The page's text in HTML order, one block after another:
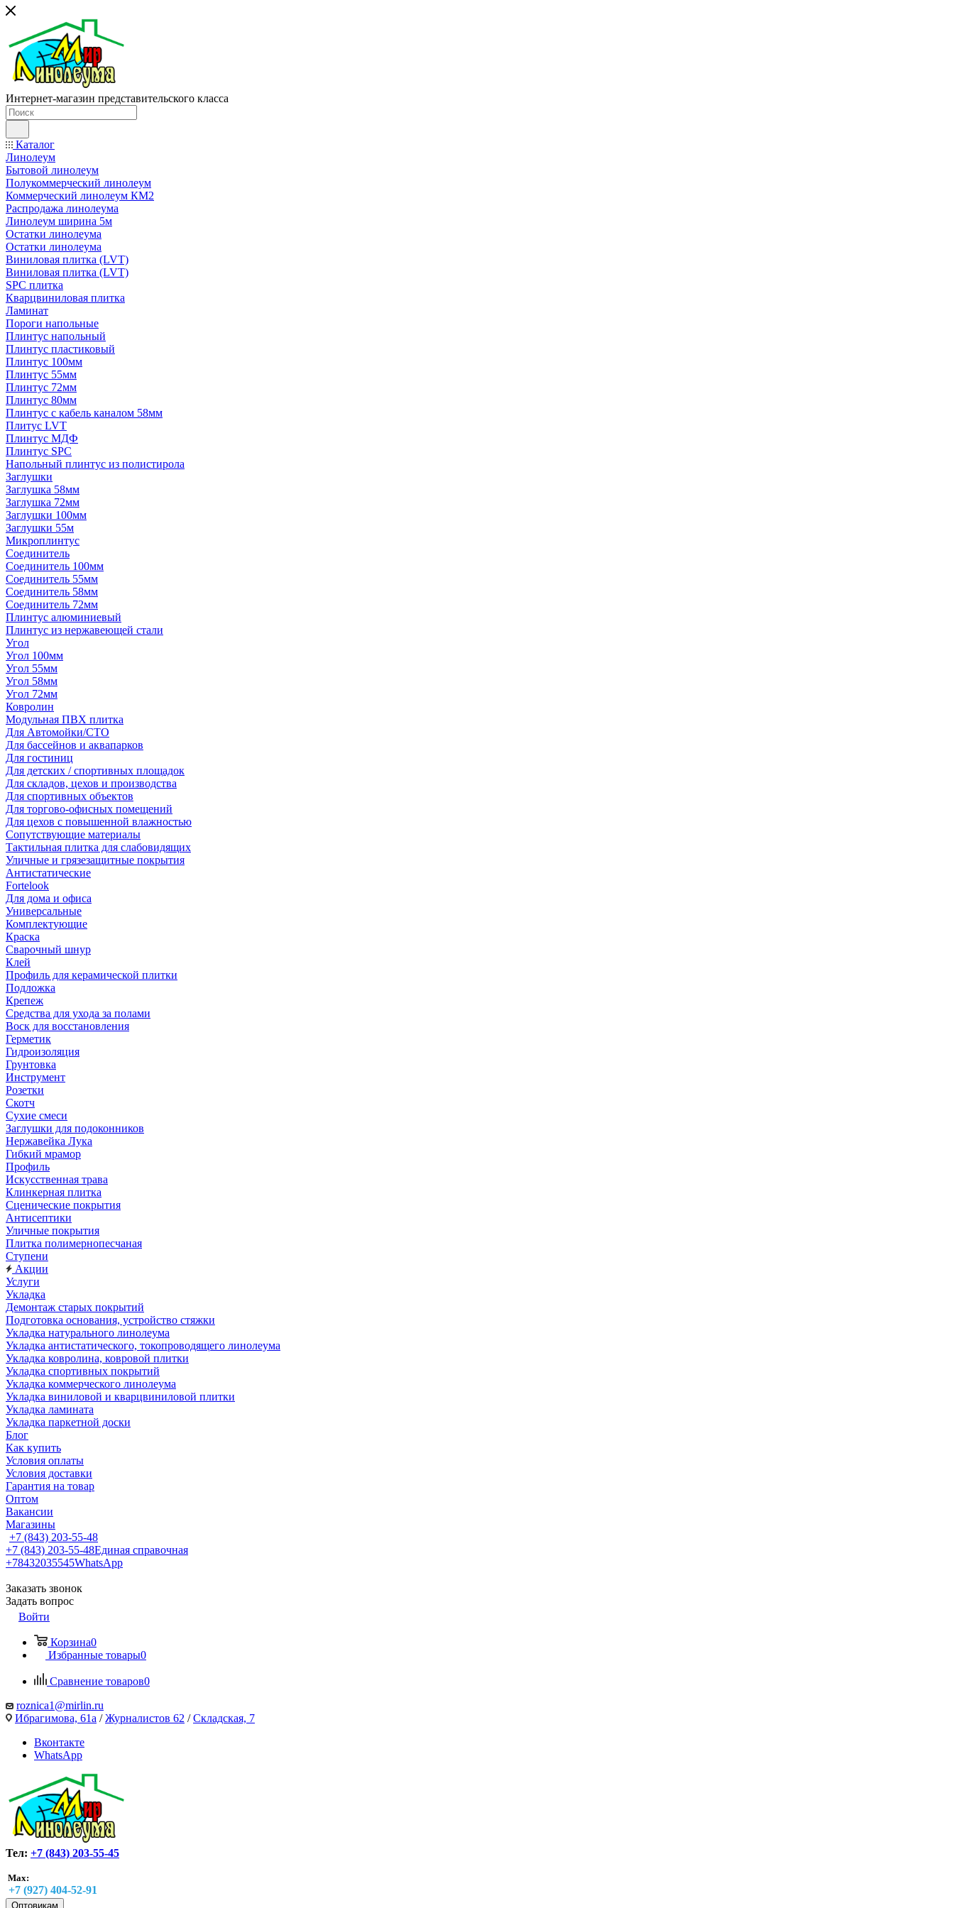
Интернет-магазин представительского класса
Каталог
Линолеум
Бытовой линолеум
Полукоммерческий линолеум
Коммерческий линолеум КМ2
Распродажа линолеума
Линолеум ширина 5м
Остатки линолеума
Остатки линолеума
Виниловая плитка (LVT)
Виниловая плитка (LVT)
SPC плитка
Кварцвиниловая плитка
Ламинат
Пороги напольные
Плинтус напольный
Плинтус пластиковый
Плинтус 100мм
Плинтус 55мм
Плинтус 72мм
Плинтус 80мм
Плинтус с кабель каналом 58мм
Плитус LVT
Плинтус МДФ
Плинтус SPC
Напольный плинтус из полистирола
Заглушки
Заглушка 58мм
Заглушка 72мм
Заглушки 100мм
Заглушки 55м
Микроплинтус
Соединитель
Соединитель 100мм
Соединитель 55мм
Соединитель 58мм
Соединитель 72мм
Плинтус алюминиевый
Плинтус из нержавеющей стали
Угол
Угол 100мм
Угол 55мм
Угол 58мм
Угол 72мм
Ковролин
Модульная ПВХ плитка
Для Автомойки/СТО
Для бассейнов и аквапарков
Для гостиниц
Для детских / спортивных площадок
Для складов, цехов и производства
Для спортивных объектов
Для торгово-офисных помещений
Для цехов с повышенной влажностью
Сопутствующие материалы
Тактильная плитка для слабовидящих
Уличные и грязезащитные покрытия
Антистатические
Fortelook
Для дома и офиса
Универсальные
Комплектующие
Краска
Сварочный шнур
Клей
Профиль для керамической плитки
Подложка
Крепеж
Средства для ухода за полами
Воск для восстановления
Герметик
Гидроизоляция
Грунтовка
Инструмент
Розетки
Скотч
Сухие смеси
Заглушки для подоконников
Нержавейка Лука
Гибкий мрамор
Профиль
Искусственная трава
Клинкерная плитка
Сценические покрытия
Антисептики
Уличные покрытия
Плитка полимернопесчаная
Ступени
Акции
Услуги
Укладка
Демонтаж старых покрытий
Подготовка основания, устройство стяжки
Укладка натурального линолеума
Укладка антистатического, токопроводящего линолеума
Укладка ковролина, ковровой плитки
Укладка спортивных покрытий
Укладка коммерческого линолеума
Укладка виниловой и кварцвиниловой плитки
Укладка ламината
Укладка паркетной доски
Блог
Как купить
Условия оплаты
Условия доставки
Гарантия на товар
Оптом
Вакансии
Магазины
+7 (843) 203-55-48
+7 (843) 203-55-48Единая справочная
+78432035545WhatsApp
Заказать звонок
Задать вопрос
Войти
Корзина0
Избранные товары0
Сравнение товаров0
roznica1@mirlin.ru
Ибрагимова, 61а /Журналистов 62 /Складская, 7
Вконтакте
WhatsApp
Тел: +7 (843) 203-55-45
Max:
+7 (927) 404-52-91
Оптовикам